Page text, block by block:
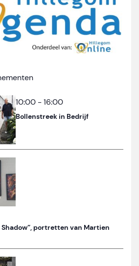
10:00 -16:00
Bollenstreek in Bedrijf
portretten van Martien